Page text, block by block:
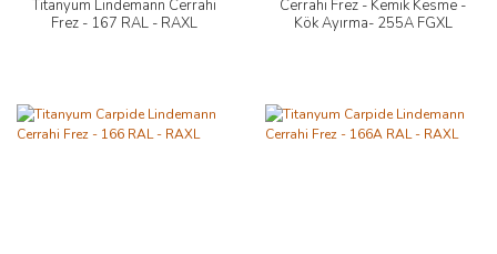
Titanyum Lindemann Cerrahi
Frez - 167 RAL - RAXL
Cerrahi Frez - Kemik Kesme -
Kök Ayırma- 255A FGXL